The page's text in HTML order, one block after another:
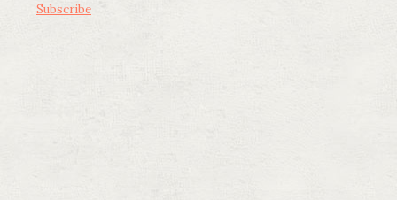
Subscribe